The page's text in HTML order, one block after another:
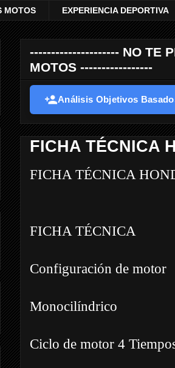
MOTOS EXPERIENCIA DEPORTIVA
--------------------- NO TE
MOTOS -----------------
Análisis Objetivos
FICHA TÉCNICA
FICHA TÉCNICA
FICHA TÉCNICA
Configuración de motor
Monocilíndrico
Ciclo de motor 4